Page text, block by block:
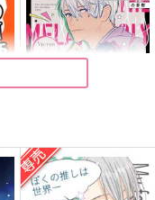
インキュバス勇利くん
の憂鬱